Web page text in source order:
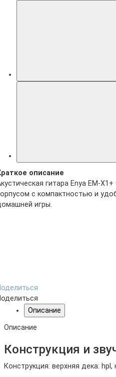
описание
гитара Enya EM-
с компактностью и
игры.
Описание
Описание
Конструкция и
Конструкция: верхняя дека: